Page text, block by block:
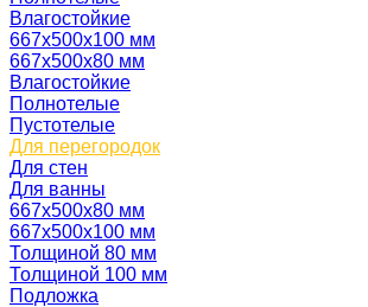
Влагостойкие
667х500х100 мм
667х500х80 мм
Влагостойкие
Полнотелые
Пустотелые
Для перегородок
Для стен
Для ванны
667х500х80 мм
667х500х100 мм
Толщиной 80 мм
Толщиной 100 мм
Подложка